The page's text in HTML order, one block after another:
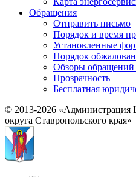
Обращения
Отправить письмо
Порядок и время
Установленные
Порядок
Обзоры обращений
Прозрачность
Бесплатная
© 2013-2026 «Администрация
округа Ставропольского края»